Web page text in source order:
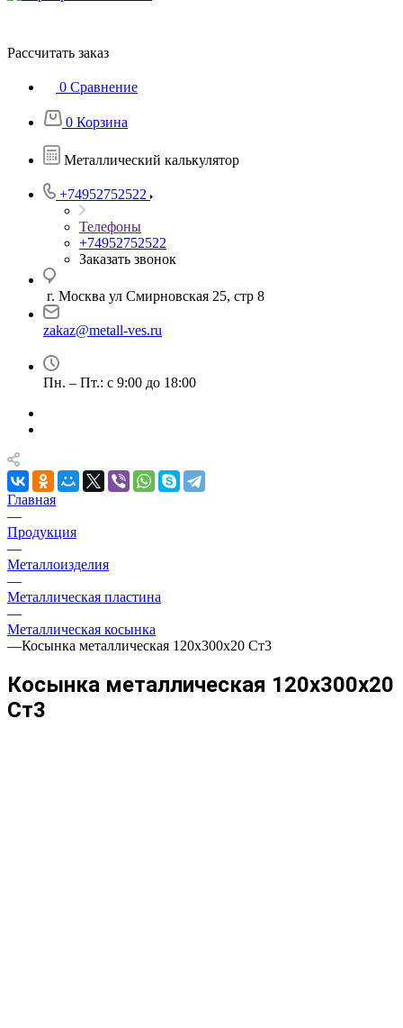
Рассчитать заказ
0 Сравнение
0 Корзина
Металлический калькулятор
+74952752522
Телефоны
+74952752522
Заказать звонок
г. Москва ул Смирновская 25, стр 8
zakaz@metall-ves.ru
Пн. – Пт.: с 9:00 до 18:00
Главная
—
Продукция
—
Металлоизделия
—
Металлическая пластина
—
Металлическая косынка
—Косынка металлическая 120х300х20 Ст3
Косынка металлическая 120х300х20
Ст3